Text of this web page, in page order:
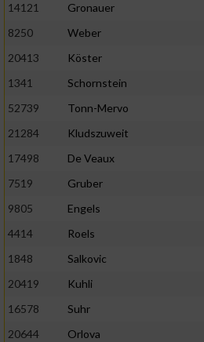
14121
Gronauer
8250
Weber
20413
Köster
1341
Schornstein
52739
Tonn-Mervo
21284
Kludszuweit
17498
De Veaux
7519
Gruber
9805
Engels
4414
Roels
1848
Salkovic
20419
Kuhli
16578
Suhr
20644
Orlova